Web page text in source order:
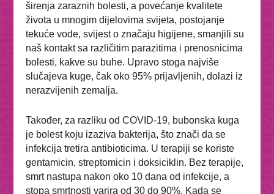
širenja zaraznih bolesti, a povećanje kvalitete
života u mnogim dijelovima svijeta, postojanje
tekuće vode, svijest o značaju higijene, smanjili su
naš kontakt sa različitim parazitima i prenosnicima
bolesti, kakve su buhe. Upravo stoga najviše
slučajeva kuge, čak oko 95% prijavljenih, dolazi iz
nerazvijenih zemalja.
Također, za razliku od COVID-19, bubonska kuga
je bolest koju izaziva bakterija, što znači da se
infekcija tretira antibioticima. U terapiji se koriste
gentamicin, streptomicin i doksiciklin. Bez terapije,
smrt nastupa nakon oko 10 dana od infekcije, a
stopa smrtnosti varira od 30 do 90%. Kada se